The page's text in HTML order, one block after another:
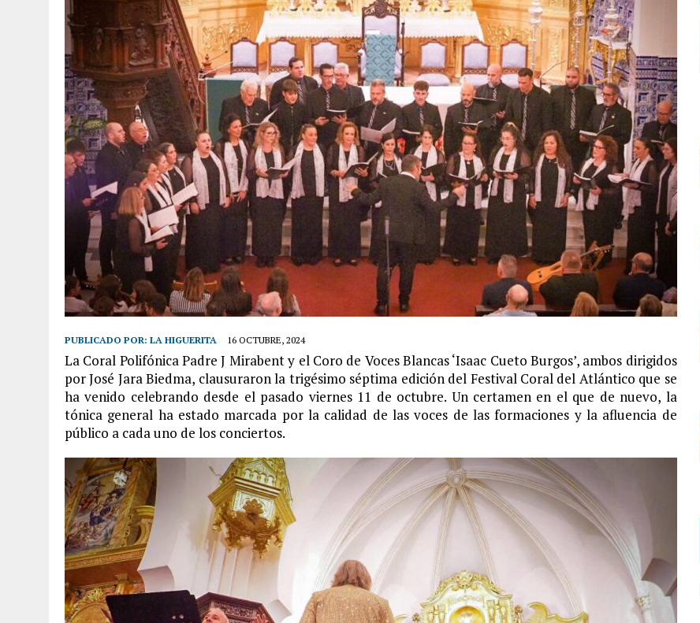
PUBLICADO POR: LA HIGUERITA 16 OCTUBRE, 2024
La Coral Polifónica Padre J Mirabent y el Coro de Voces Blancas ‘Isaac Cueto Burgos’, ambos dirigidos
por José Jara Biedma, clausuraron la trigésimo séptima edición del Festival Coral del Atlántico que se
ha venido celebrando desde el pasado viernes 11 de octubre. Un certamen en el que de nuevo, la
tónica general ha estado marcada por la calidad de las voces de las formaciones y la afluencia de
público a cada uno de los conciertos.